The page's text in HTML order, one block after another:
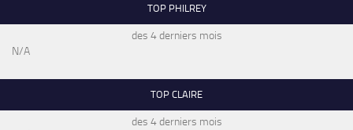
TOP PHILREY
des 4 derniers mois
N/A
TOP CLAIRE
des 4 derniers mois